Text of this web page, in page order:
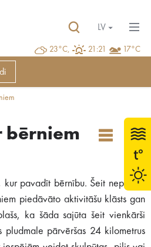
23°C, 21:21 17°C
LV
bērniem
pavadīt bērnību. Šeit nepastāv
piedāvāto aktivitāšu klāsts gan
ka šāda sajūta šeit vienkārši
pludmale pārvēršas 24 kilometrus